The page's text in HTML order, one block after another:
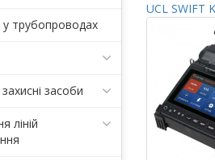
у трубопроводах
засоби
ліній
UCL SWIFT